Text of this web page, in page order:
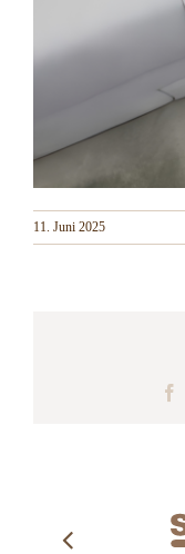
11. Juni 2025